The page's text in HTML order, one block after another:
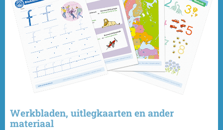
Werkbladen, uitlegkaarten en ander
materiaal